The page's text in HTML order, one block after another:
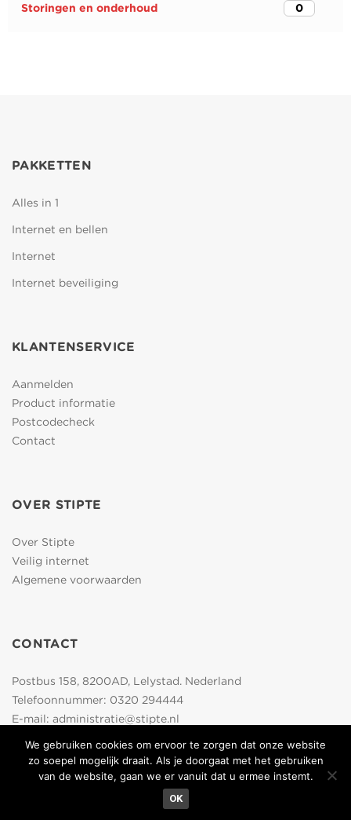
Storingen en onderhoud
0
PAKKETTEN
Alles in 1
Internet en bellen
Internet
Internet beveiliging
KLANTENSERVICE
Aanmelden
Product informatie
Postcodecheck
Contact
OVER STIPTE
Over Stipte
Veilig internet
Algemene voorwaarden
CONTACT
Postbus 158, 8200AD, Lelystad. Nederland
Telefoonnummer: 0320 294444
E-mail: administratie@stipte.nl
We gebruiken cookies om ervoor te zorgen dat onze website
zo soepel mogelijk draait. Als je doorgaat met het gebruiken
van de website, gaan we er vanuit dat u ermee instemt.
OK